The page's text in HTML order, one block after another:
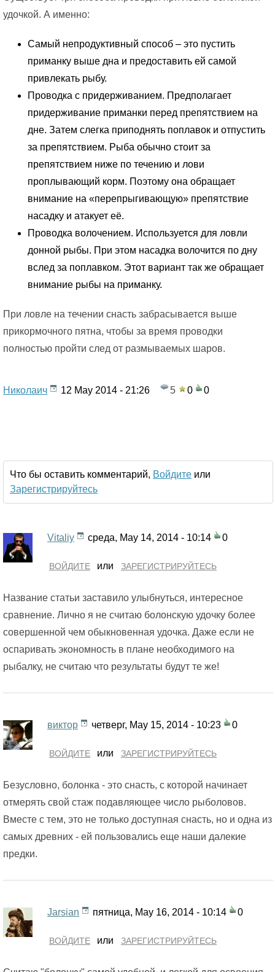
удочкой. А именно:
Самый непродуктивный способ – это пустить
приманку выше дна и предоставить ей самой
привлекать рыбу.
Проводка с придерживанием. Предполагает
придерживание приманки перед препятствием на
дне. Затем слегка приподнять поплавок и отпустить
за препятствием. Рыба обычно стоит за
препятствием ниже по течению и лови
проплывающий корм. Поэтому она обращает
внимание на «перепрыгивающую» препятствие
насадку и атакует её.
Проводка волочением. Используется для ловли
донной рыбы. При этом насадка волочится по дну
вслед за поплавком. Этот вариант так же обращает
внимание рыбы на приманку.
При ловле на течении снасть забрасывается выше
прикормочного пятна, чтобы за время проводки
полностью пройти след от размываемых шаров.
Николаич 12 May 2014 - 21:26 5 0 0
Что бы оставить комментарий, Войдите или
Зарегистрируйтесь
Vitaliy среда, May 14, 2014 - 10:14 0
ВОЙДИТЕ или ЗАРЕГИСТРИРУЙТЕСЬ
Название статьи заставило улыбнуться, интересное
сравнение. Лично я не считаю болонскую удочку более
совершенной чем обыкновенная удочка. Даже если не
оспаривать экономность в плане необходимого на
рыбалку, не считаю что результаты будут те же!
виктор четверг, May 15, 2014 - 10:23 0
ВОЙДИТЕ или ЗАРЕГИСТРИРУЙТЕСЬ
Безусловно, болонка - это снасть, с которой начинает
отмерять свой стаж подавляющее число рыболовов.
Вместе с тем, это не только доступная снасть, но и одна из
самых древних - ей пользовались еще наши далекие
предки.
Jarsian пятница, May 16, 2014 - 10:14 0
ВОЙДИТЕ или ЗАРЕГИСТРИРУЙТЕСЬ